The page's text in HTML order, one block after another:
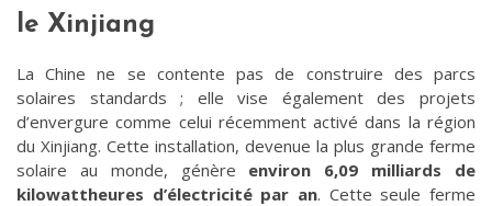
le Xinjiang
La Chine ne se contente pas de construire des parcs
solaires standards ; elle vise également des projets
d’envergure comme celui récemment activé dans la région
du Xinjiang. Cette installation, devenue la plus grande ferme
solaire au monde, génère environ 6,09 milliards de
kilowattheures d’électricité par an. Cette seule ferme